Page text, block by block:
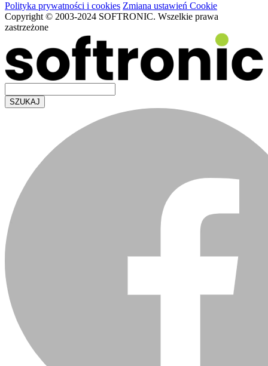
Polityka prywatności i cookies Zmiana ustawień Cookie
Copyright © 2003-2024 SOFTRONIC. Wszelkie prawa
zastrzeżone